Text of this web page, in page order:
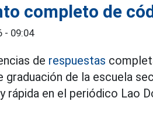
completo de
- 09:04
de respuestas
graduación de la escuela
rápida en el periódico Lao